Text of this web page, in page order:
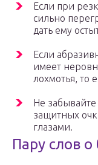
Если при
сильно
дать ему
Если
имеет
лохмотья, то
Не
защитных
глазами.
Пару слов о